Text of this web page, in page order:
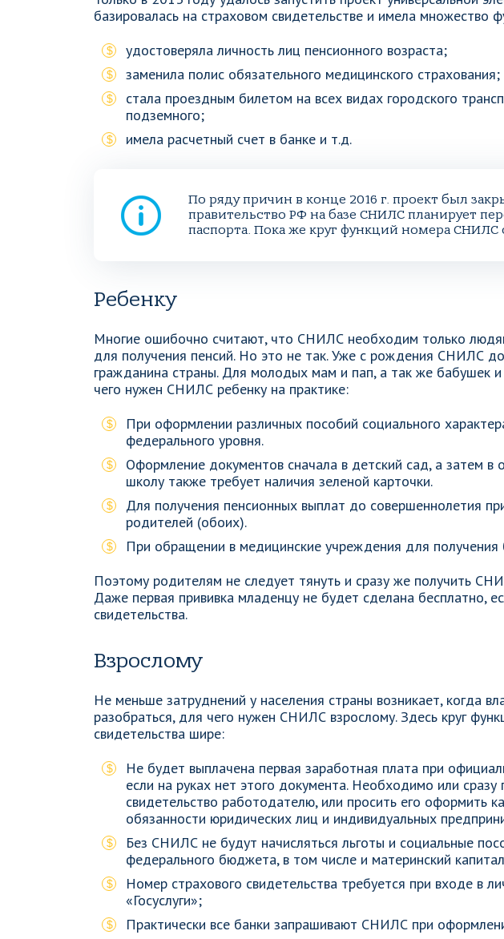
базировалась на страховом свидетельстве и имела множество
удостоверяла личность лиц пенсионного возраста;
заменила полис обязательного медицинского страхования;
стала проездным билетом на всех видах городского
подземного;
имела расчетный счет в банке и т.д.
По ряду причин в конце 2016 г. проект был
правительство РФ на базе СНИЛС планирует
паспорта. Пока же круг функций номера СНИЛС
Ребенку
Многие ошибочно считают, что СНИЛС необходим только
для получения пенсий. Но это не так. Уже с рождения СНИЛС
гражданина страны. Для молодых мам и пап, а так же бабушек
чего нужен СНИЛС ребенку на практике:
При оформлении различных пособий социального
федерального уровня.
Оформление документов сначала в детский сад, а затем в
школу также требует наличия зеленой карточки.
Для получения пенсионных выплат до совершеннолетия
родителей (обоих).
При обращении в медицинские учреждения для получения
Поэтому родителям не следует тянуть и сразу же получить
Даже первая прививка младенцу не будет сделана бесплатно,
свидетельства.
Взрослому
Не меньше затруднений у населения страны возникает, когда
разобраться, для чего нужен СНИЛС взрослому. Здесь круг
свидетельства шире:
Не будет выплачена первая заработная плата при
если на руках нет этого документа. Необходимо или сразу
свидетельство работодателю, или просить его оформить
обязанности юридических лиц и индивидуальных
Без СНИЛС не будут начисляться льготы и социальные
федерального бюджета, в том числе и материнский
Номер страхового свидетельства требуется при входе в
«Госуслуги»;
Практически все банки запрашивают СНИЛС при